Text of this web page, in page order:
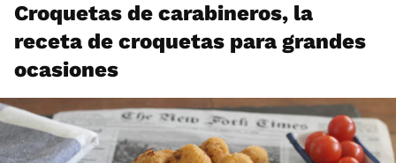
Croquetas de carabineros, la
receta de croquetas para grandes
ocasiones